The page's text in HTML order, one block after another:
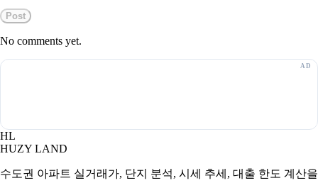
Post
No comments yet.
HL
HUZY LAND
수도권 아파트 실거래가, 단지 분석, 시세 추세, 대출 한도 계산을